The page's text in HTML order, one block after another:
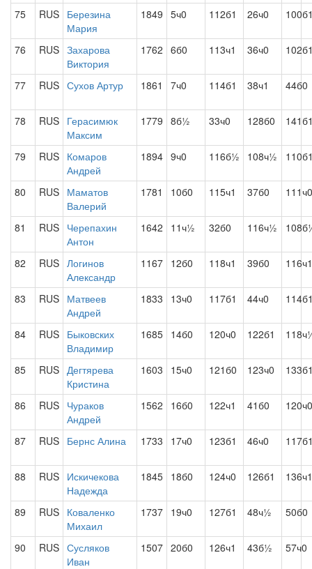
75 RUS Березина
Мария
1849 5ч0 112б1 26ч0
76 RUS Захарова
Виктория
1762 6б0 113ч1 36ч0
77 RUS Сухов Артур 1861 7ч0 114б1 38ч1 44б0
78 RUS Герасимюк
Максим
1779 8б½ 33ч0 128б0
79 RUS Комаров
Андрей
1894 9ч0 116б½ 108ч½
80 RUS Маматов
Валерий
1781 10б0 115ч1 37б0 111ч0
81 RUS Черепахин
Антон
1642 11ч½ 32б0 116ч½
82 RUS Логинов
Александр
1167 12б0 118ч1 39б0 116ч1
83 RUS Матвеев
Андрей
1833 13ч0 117б1 44ч0
84 RUS Быковских
Владимир
1685 14б0 120ч0 122б1
85 RUS Дегтярева
Кристина
1603 15ч0 121б0 123ч0
86 RUS Чураков
Андрей
1562 16б0 122ч1 41б0 120ч0
87 RUS Бернс Алина 1733 17ч0 123б1 46ч0
88 RUS Искичекова
Надежда
1845 18б0 124ч0 126б1 136ч1
89 RUS Коваленко
Михаил
1737 19ч0 127б1 48ч½ 50б0
90 RUS Сусляков
Иван
1507 20б0 126ч1 43б½ 57ч0